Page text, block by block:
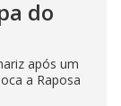
do
após um
a Raposa